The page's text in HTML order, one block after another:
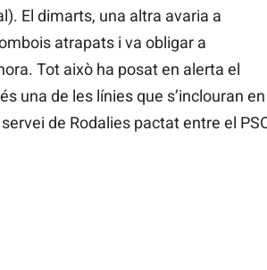
El dimarts, una altra avaria a
atrapats i va obligar a
Tot això ha posat en alerta el
una de les línies que s’inclouran
de Rodalies pactat entre el